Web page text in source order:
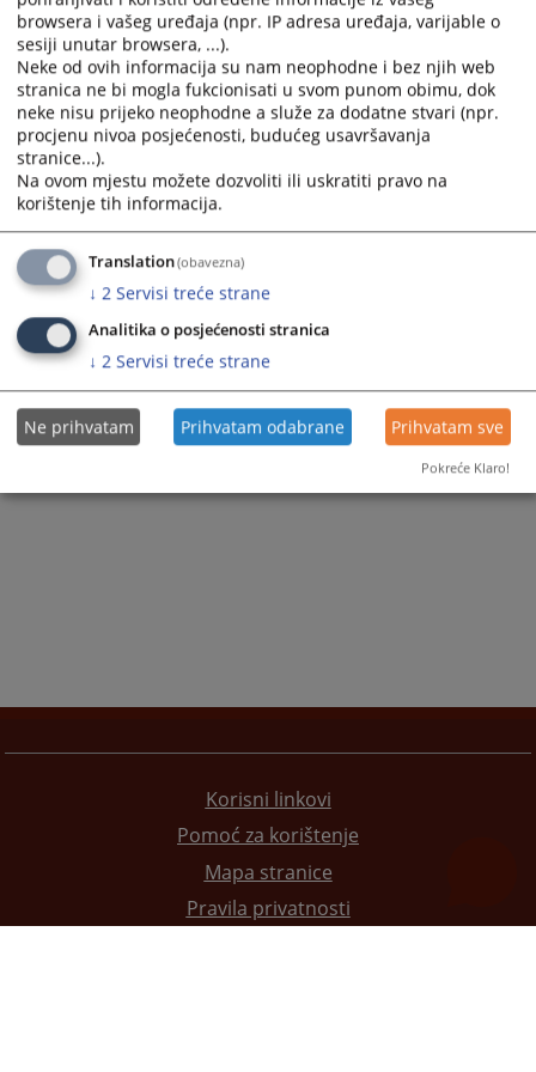
Odluka o direktnom sporazumu za nabavku skenera -
BIRO COMMERCE
78 PREGLEDA
Korisni linkovi
Pomoć za korištenje
Mapa stranice
Pravila privatnosti
browsera i vašeg uređaja (npr. IP adresa uređaja, varijable o
sesiji unutar browsera, ...).
Neke od ovih informacija su nam neophodne i bez njih web
stranica ne bi mogla fukcionisati u svom punom obimu, dok
neke nisu prijeko neophodne a služe za dodatne stvari (npr.
procjenu nivoa posjećenosti, budućeg usavršavanja
stranice...).
Na ovom mjestu možete dozvoliti ili uskratiti pravo na
korištenje tih informacija.
Translation(obavezna)
↓ 2 Servisi treće strane
Analitika o posjećenosti stranica
↓ 2 Servisi treće strane
Ne prihvatam Prihvatam odabrane Prihvatam sve
Pokreće Klaro!